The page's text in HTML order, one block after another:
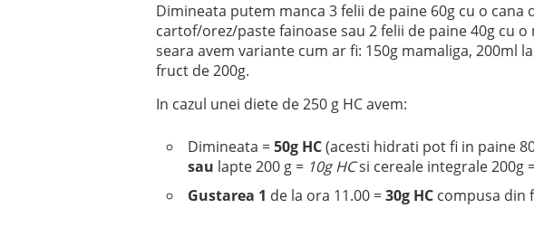
Dimineata putem manca 3 felii de paine 60g cu o
cartof/orez/paste fainoase sau 2 felii de paine 40g cu
seara avem variante cum ar fi: 150g mamaliga, 200ml
fruct de 200g.
In cazul unei diete de 250 g HC avem:
Dimineata =50g HC(acesti hidrati pot fi in paine
sau lapte 200 g = 10g HCsi cereale integrale 200g
Gustarea 1 de la ora 11.00 =30g HC compusa din